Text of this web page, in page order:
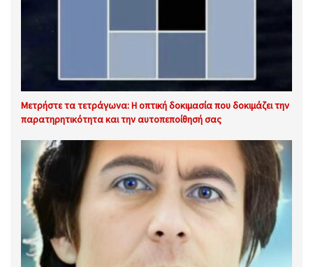
Μετρήστε τα τετράγωνα: Η οπτική δοκιμασία που δοκιμάζει την
παρατηρητικότητα και την αυτοπεποίθησή σας